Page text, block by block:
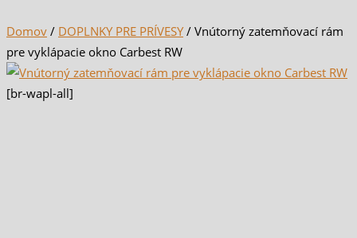
Domov / DOPLNKY PRE PRÍVESY/ Vnútorný zatemňovací rám
pre vyklápacie okno Carbest RW
[br-wapl-all]